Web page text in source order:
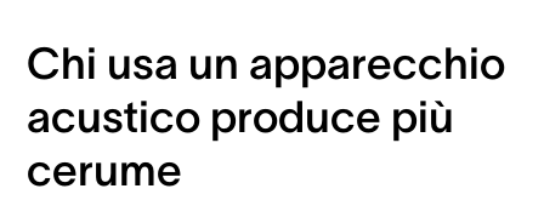
Chi usa un apparecchio
acustico produce più
cerume